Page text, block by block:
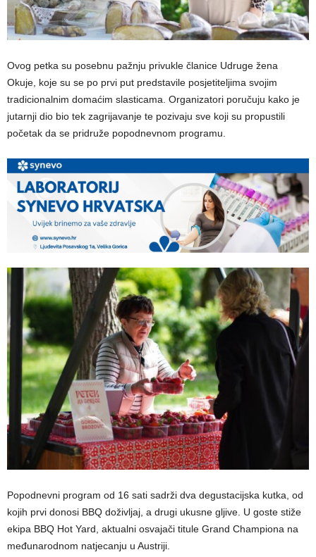
Ovog petka su posebnu pažnju privukle članice Udruge žena
Okuje, koje su se po prvi put predstavile posjetiteljima svojim
tradicionalnim domaćim slasticama. Organizatori poručuju kako je
jutarnji dio bio tek zagrijavanje te pozivaju sve koji su propustili
početak da se pridruže popodnevnom programu.
Popodnevni program od 16 sati sadrži dva degustacijska kutka, od
kojih prvi donosi BBQ doživljaj, a drugi ukusne gljive. U goste stiže
ekipa BBQ Hot Yard, aktualni osvajači titule Grand Championa na
međunarodnom natjecanju u Austriji.